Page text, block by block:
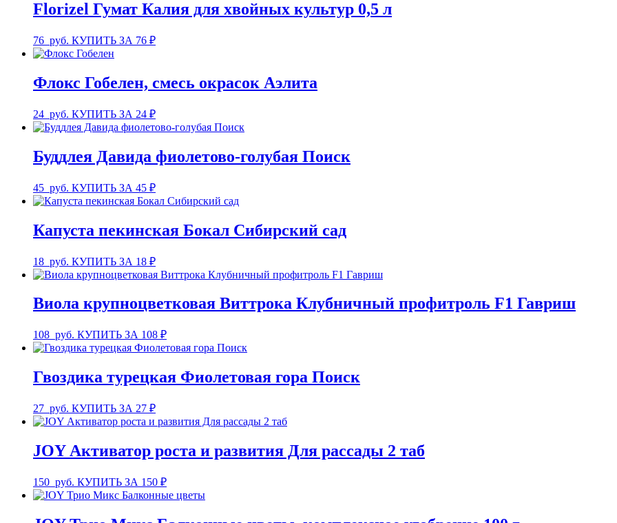
Florizel Гумат Калия для хвойных культур 0,5 л
76 руб. КУПИТЬ ЗА 76 ₽
Флокс Гобелен, смесь окрасок Аэлита
24 руб. КУПИТЬ ЗА 24 ₽
Буддлея Давида фиолетово-голубая Поиск
45 руб. КУПИТЬ ЗА 45 ₽
Капуста пекинская Бокал Сибирский сад
18 руб. КУПИТЬ ЗА 18 ₽
Виола крупноцветковая Виттрока Клубничный профитроль F1 Гавриш
108 руб. КУПИТЬ ЗА 108 ₽
Гвоздика турецкая Фиолетовая гора Поиск
27 руб. КУПИТЬ ЗА 27 ₽
JOY Активатор роста и развития Для рассады 2 таб
150 руб. КУПИТЬ ЗА 150 ₽